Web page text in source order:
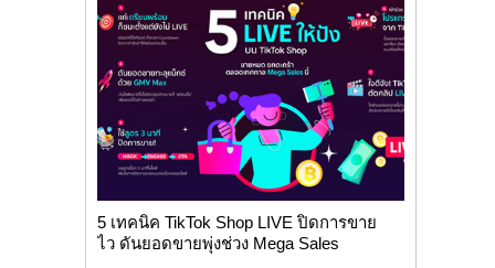
5 เทคนิค TikTok Shop LIVE ปิดการขาย
ไว ดันยอดขายพุ่งช่วง Mega Sales